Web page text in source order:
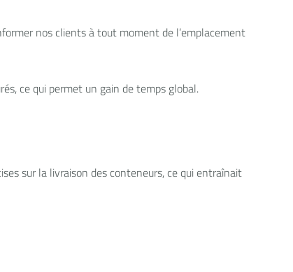
nos clients à tout moment de l’emplacement
ce qui permet un gain de temps global.
sur la livraison des conteneurs, ce qui entraînait